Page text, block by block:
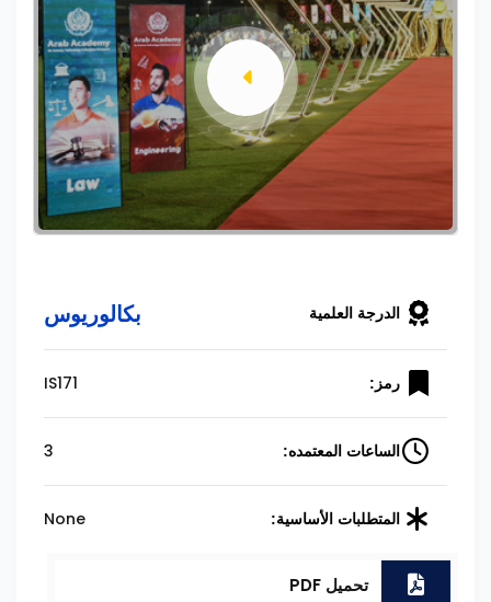
الدرجة العلمية بكالوريوس
رمز: IS171
الساعات المعتمده: 3
المتطلبات الأساسية: None
تحميل PDF